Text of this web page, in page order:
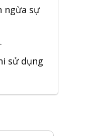
ngừa sự
sử dụng